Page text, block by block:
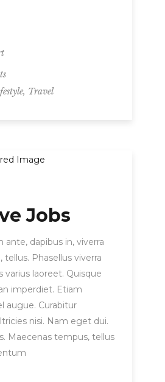
, Travel
Jobs
ante, dapibus in, viverra
tellus. Phasellus viverra
varius laoreet. Quisque
imperdiet. Etiam
augue. Curabitur
nisi. Nam eget dui.
Maecenas tempus, tellus